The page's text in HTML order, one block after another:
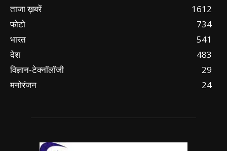
ताजा ख़बरें
1612
फोटो
734
भारत
541
देश
483
विज्ञान-टेक्नॉलॉजी
29
मनोरंजन
24